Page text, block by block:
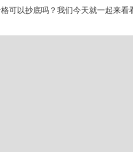
可以抄底吗？我们今天就一起来看